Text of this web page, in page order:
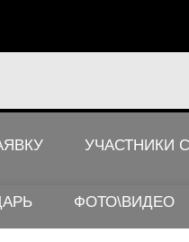
УЧАСТНИКИ
ФОТО\ВИДЕО